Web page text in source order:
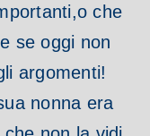
che
se oggi non
argomenti!
nonna era